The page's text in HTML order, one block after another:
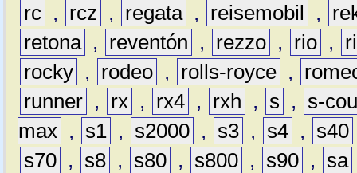
rc , rcz , regata , reisemobil ,
retona , reventón , rezzo , rio ,
rocky , rodeo , rolls-royce ,
runner , rx , rx4 , rxh , s ,
s-
max , s1 , s2000 , s3 , s4 , s40
s70 , s8 , s80 , s800 , s90 , sa